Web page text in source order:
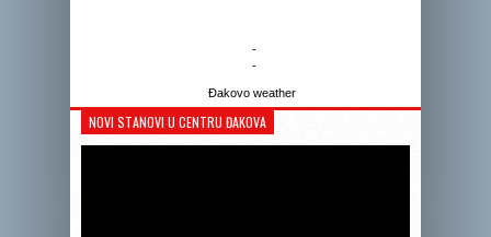
-
-
Đakovo weather
NOVI STANOVI U CENTRU ĐAKOVA